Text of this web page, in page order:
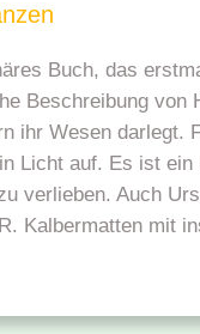
Buch, das
Beschreibung von
ihr Wesen darlegt.
Licht auf. Es ist
verlieben. Auch
Kalbermatten mit